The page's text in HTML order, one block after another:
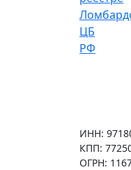
ИНН:
КПП:
ОГРН: